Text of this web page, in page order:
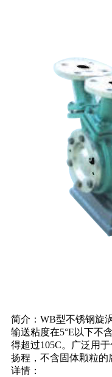
简介：WB型不锈钢旋
输送粘度在5°E以下不
得超过105C。广泛用
扬程，不含固体颗粒的
详情：